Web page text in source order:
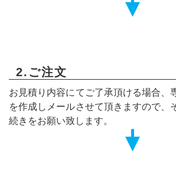
2.ご注文
お見積り内容にてご了承頂ける場合、
を作成しメールさせて頂きますので、
続きをお願い致します。